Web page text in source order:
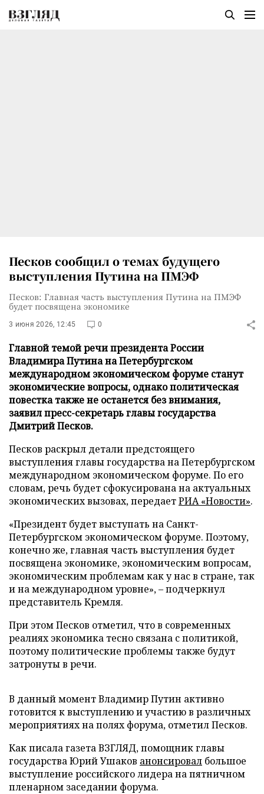
Песков сообщил о темах будущего
выступления Путина на ПМЭФ
Песков: Главная часть выступления Путина на ПМЭФ
будет посвящена экономике
3 июня 2026, 12:45 0
Главной темой речи президента России
Владимира Путина на Петербургском
международном экономическом форуме станут
экономические вопросы, однако политическая
повестка также не останется без внимания,
заявил пресс-секретарь главы государства
Дмитрий Песков.
Песков раскрыл детали предстоящего
выступления главы государства на Петербургском
международном экономическом форуме. По его
словам, речь будет сфокусирована на актуальных
экономических вызовах, передаетРИА «Новости».
«Президент будет выступать на Санкт-
Петербургском экономическом форуме. Поэтому,
конечно же, главная часть выступления будет
посвящена экономике, экономическим вопросам,
экономическим проблемам как у нас в стране, так
и на международном уровне», – подчеркнул
представитель Кремля.
При этом Песков отметил, что в современных
реалиях экономика тесно связана с политикой,
поэтому политические проблемы также будут
затронуты в речи.
В данный момент Владимир Путин активно
готовится к выступлению и участию в различных
мероприятиях на полях форума, отметил Песков.
Как писала газета ВЗГЛЯД, помощник главы
государства Юрий Ушаков анонсировал большое
выступление российского лидера на пятничном
пленарном заседании форума.